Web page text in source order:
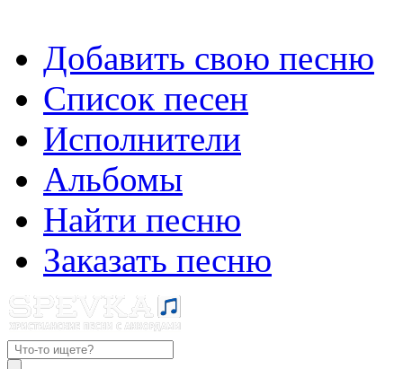
Добавить свою песню
Список песен
Исполнители
Альбомы
Найти песню
Заказать песню